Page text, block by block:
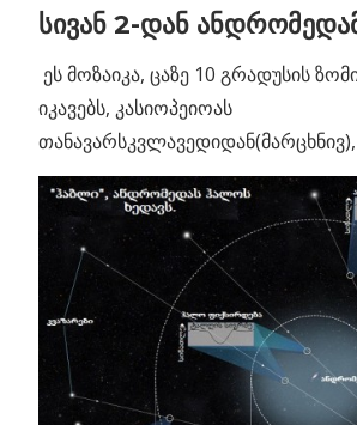
სივან 2-დან
ეს მოზაიკა, ცაზე 10 გრადუსის
იკავებს, კასიოპეიოას
თანავარსკვლავედიდან(მარცხნივ),